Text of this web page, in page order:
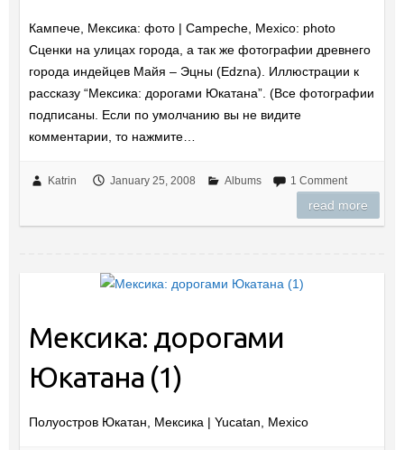
Кампече, Мексика: фото | Campeche, Mexico: photo
Сценки на улицах города, а так же фотографии древнего
города индейцев Майя – Эцны (Edzna). Иллюстрации к
рассказу “Мексика: дорогами Юкатана”. (Все фотографии
подписаны. Если по умолчанию вы не видите
комментарии, то нажмите…
Katrin January 25, 2008 Albums 1 Comment
read more
Мексика: дорогами
Юкатана (1)
Полуостров Юкатан, Мексика | Yucatan, Mexico